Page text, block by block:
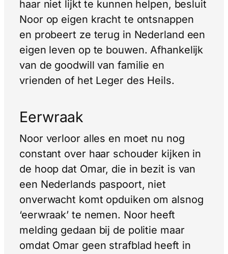
haar niet lijkt te kunnen helpen, besluit
Noor op eigen kracht te ontsnappen
en probeert ze terug in Nederland een
eigen leven op te bouwen. Afhankelijk
van de goodwill van familie en
vrienden of het Leger des Heils.
Eerwraak
Noor verloor alles en moet nu nog
constant over haar schouder kijken in
de hoop dat Omar, die in bezit is van
een Nederlands paspoort, niet
onverwacht komt opduiken om alsnog
‘eerwraak’ te nemen. Noor heeft
melding gedaan bij de politie maar
omdat Omar geen strafblad heeft in